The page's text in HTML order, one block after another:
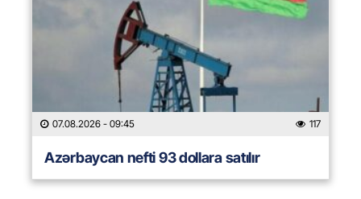
07.08.2026 - 09:45 117
Azərbaycan nefti 93 dollara satılır